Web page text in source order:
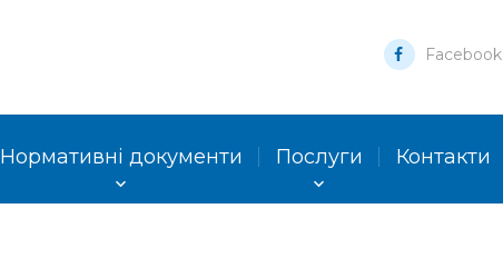
Facebook
Нормативні документи Послуги Контакти